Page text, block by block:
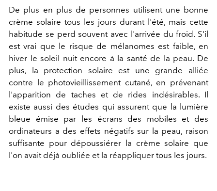
De plus en plus de personnes utilisent une bonne
crème solaire tous les jours durant l'été, mais cette
habitude se perd souvent avec l'arrivée du froid. S'il
est vrai que le risque de mélanomes est faible, en
hiver le soleil nuit encore à la santé de la peau. De
plus, la protection solaire est une grande alliée
contre le photovieillissement cutané, en prévenant
l'apparition de taches et de rides indésirables. Il
existe aussi des études qui assurent que la lumière
bleue émise par les écrans des mobiles et des
ordinateurs a des effets négatifs sur la peau, raison
suffisante pour dépoussiérer la crème solaire que
l'on avait déjà oubliée et la réappliquer tous les jours.